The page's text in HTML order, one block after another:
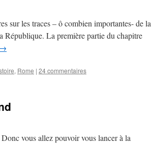
sur les traces – ô combien importantes- de la
La première partie du chapitre
, Rome | 24 commentaires
vous allez pouvoir vous lancer à la